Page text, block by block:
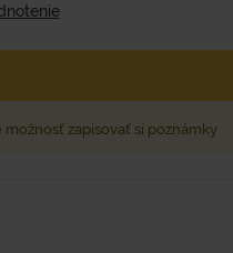
možnosť zapisovať si poznámky